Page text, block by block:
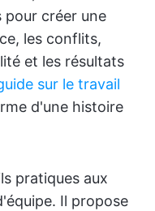
pour créer une
les conflits,
et les résultats
sur le travail
d'une histoire
pratiques aux
Il propose